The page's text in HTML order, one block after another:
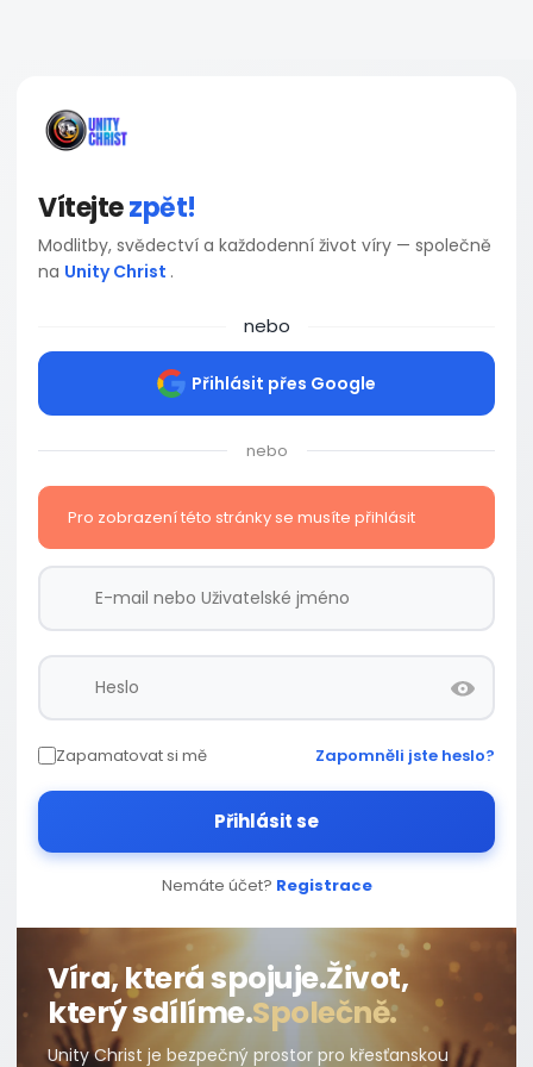
Vítejtezpět!
Modlitby, svědectví a každodenní život víry — společně
na Unity Christ .
nebo
Přihlásit přes Google
nebo
Pro zobrazení této stránky se musíte přihlásit
Zapamatovat si mě Zapomněli jste heslo?
Přihlásit se
Nemáte účet? Registrace
Víra, která spojuje.Život,
který sdílíme.Společně.
Unity Christ je bezpečný prostor pro křesťanskou